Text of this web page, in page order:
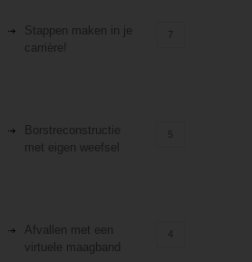
Stappen maken in je
carrière!
7
Borstreconstructie
met eigen weefsel
5
Afvallen met een
virtuele maagband
4